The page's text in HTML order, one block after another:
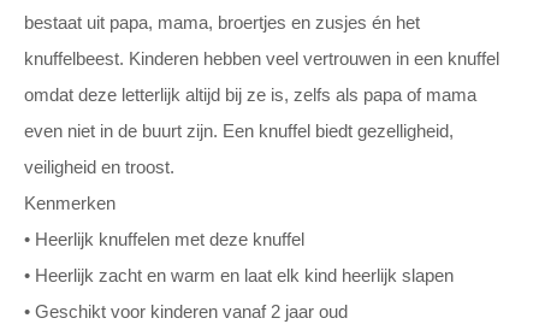
bestaat uit papa, mama, broertjes en zusjes én het
knuffelbeest. Kinderen hebben veel vertrouwen in een knuffel
omdat deze letterlijk altijd bij ze is, zelfs als papa of mama
even niet in de buurt zijn. Een knuffel biedt gezelligheid,
veiligheid en troost.
Kenmerken
• Heerlijk knuffelen met deze knuffel
• Heerlijk zacht en warm en laat elk kind heerlijk slapen
• Geschikt voor kinderen vanaf 2 jaar oud